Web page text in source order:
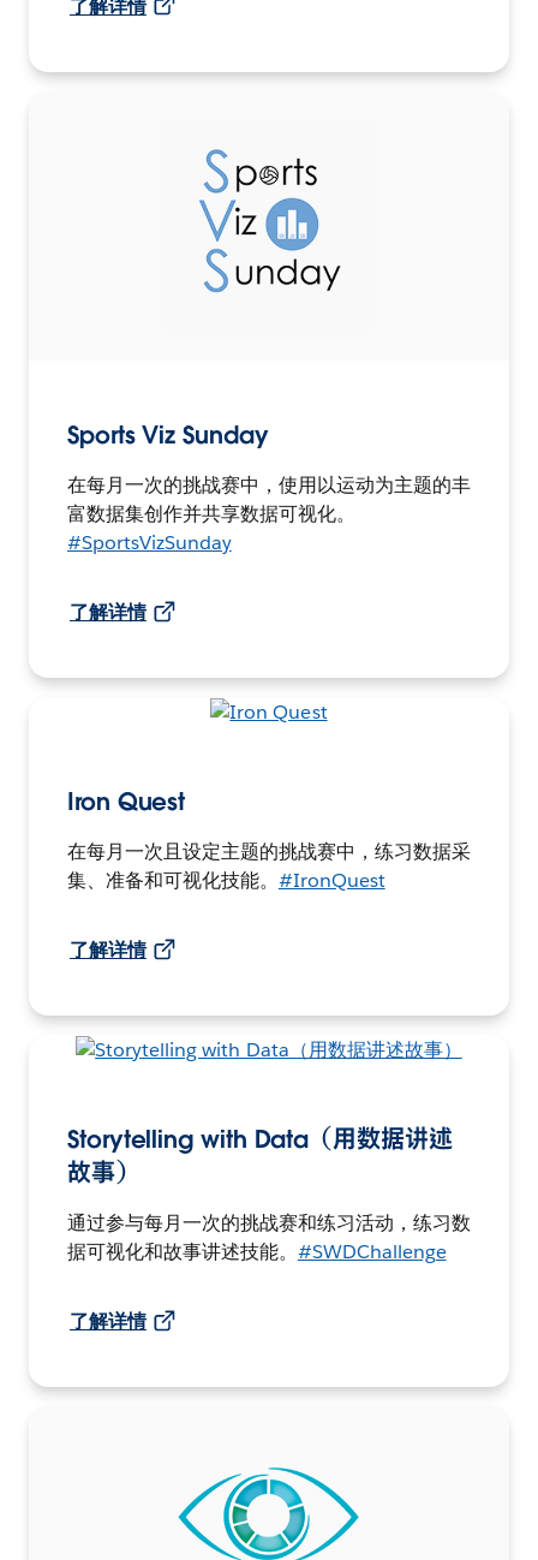
了解详情
Sports Viz Sunday
在每月一次的挑战赛中，使用以运动为主题的丰
富数据集创作并共享数据可视化。
#SportsVizSunday
了解详情
Iron Quest
在每月一次且设定主题的挑战赛中，练习数据采
集、准备和可视化技能。 #IronQuest
了解详情
Storytelling with Data（用数据讲述
故事）
通过参与每月一次的挑战赛和练习活动，练习数
据可视化和故事讲述技能。 #SWDChallenge
了解详情